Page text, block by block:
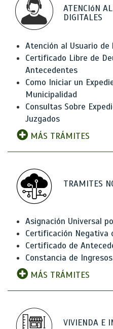
ATENCIóN
DIGITALES
Atención al Usuario
Certificado Libre de
Antecedentes
Como Iniciar un
Municipalidad
Consultas Sobre
Juzgados
MÁS TRÁMITES
TRAMITES
Asignación Universal
Certificación Negativa
Certificado de
Constancia de
MÁS TRÁMITES
VIVIENDA E